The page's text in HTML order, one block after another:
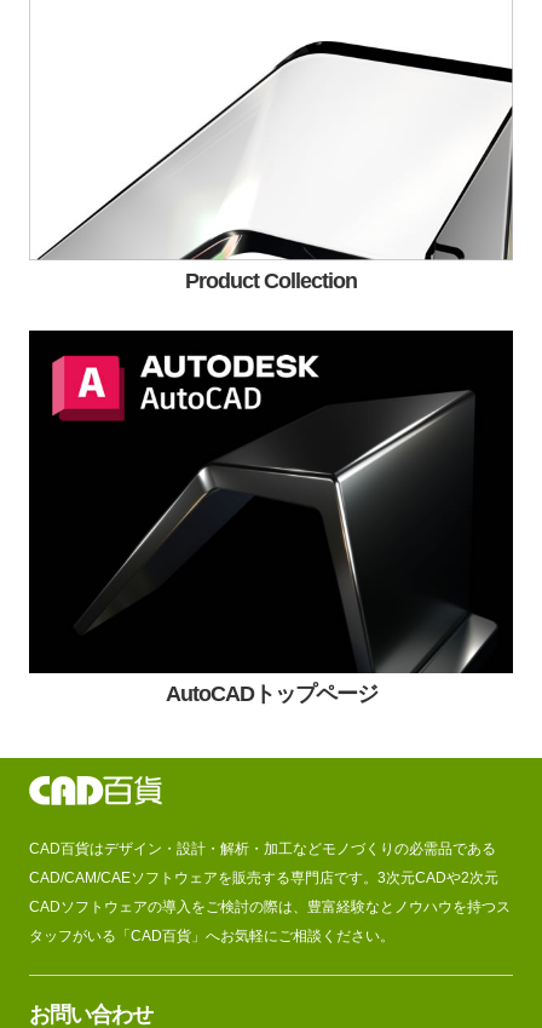
Product Collection
AutoCADトップページ
CAD百貨はデザイン・設計・解析・加工などモノづくりの必需品である
CAD/CAM/CAEソフトウェアを販売する専門店です。3次元CADや2次元
CADソフトウェアの導入をご検討の際は、豊富経験なとノウハウを持つス
タッフがいる「CAD百貨」へお気軽にご相談ください。
お問い合わせ